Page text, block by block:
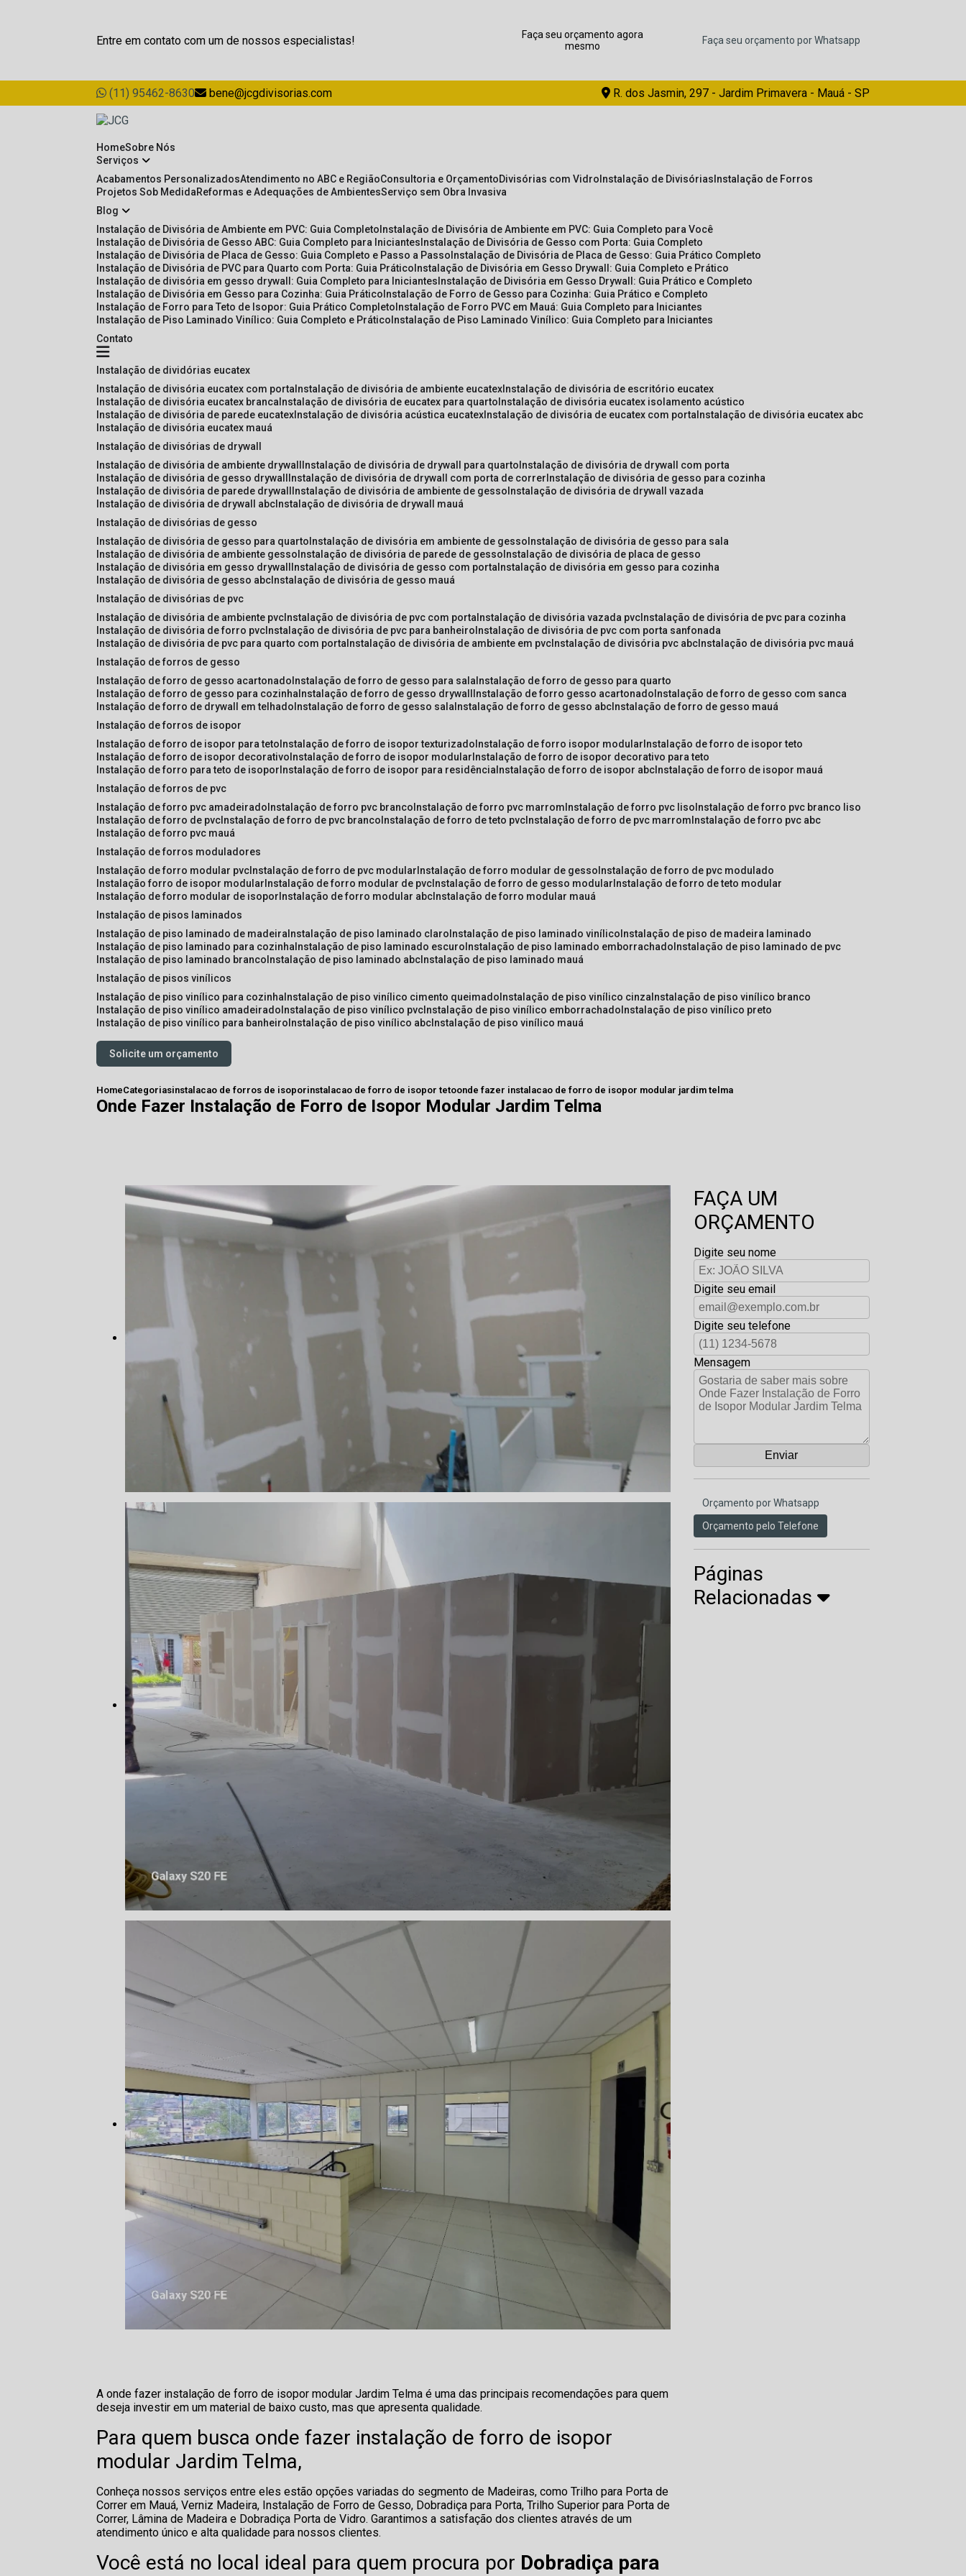
Entre em contato com um de nossos especialistas!
Faça seu orçamento agora
mesmo
Faça seu orçamento por Whatsapp
(11) 95462-8630 bene@jcgdivisorias.com R. dos Jasmin, 297 - Jardim Primavera - Mauá - SP
Home Sobre Nós
Serviços
Acabamentos Personalizados Atendimento no ABC e Região Consultoria e Orçamento Divisórias com Vidro Instalação de Divisórias Instalação de Forros
Projetos Sob Medida
Reformas e Adequações de Ambientes Serviço sem Obra Invasiva
Blog
Instalação de Divisória de Ambiente em PVC: Guia Completo Instalação de Divisória de Ambiente em PVC: Guia Completo para Você
Instalação de Divisória de Gesso ABC: Guia Completo para Iniciantes Instalação de Divisória de Gesso com Porta: Guia Completo
Instalação de Divisória de Placa de Gesso: Guia Completo e Passo a Passo Instalação de Divisória de Placa de Gesso: Guia Prático Completo
Instalação de Divisória de PVC para Quarto com Porta: Guia Prático Instalação de Divisória em Gesso Drywall: Guia Completo e Prático
Instalação de divisória em gesso drywall: Guia Completo para Iniciantes Instalação de Divisória em Gesso Drywall: Guia Prático e Completo
Instalação de Divisória em Gesso para Cozinha: Guia Prático Instalação de Forro de Gesso para Cozinha: Guia Prático e Completo
Instalação de Forro para Teto de Isopor: Guia Prático Completo Instalação de Forro PVC em Mauá: Guia Completo para Iniciantes
Instalação de Piso Laminado Vinílico: Guia Completo e Prático Instalação de Piso Laminado Vinílico: Guia Completo para Iniciantes
Contato
instalação de dividórias eucatex
instalação de divisória eucatex com porta instalação de divisória de ambiente eucatex instalação de divisória de escritório eucatex
instalação de divisória eucatex branca instalação de divisória de eucatex para quarto instalação de divisória eucatex isolamento acústico
instalação de divisória de parede eucatex instalação de divisória acústica eucatex instalação de divisória de eucatex com porta instalação de divisória eucatex abc
instalação de divisória eucatex mauá
instalação de divisórias de drywall
instalação de divisória de ambiente drywall
instalação de divisória de drywall para quarto instalação de divisória de drywall com porta
instalação de divisória de gesso drywall
instalação de divisória de drywall com porta de correr instalação de divisória de gesso para cozinha
instalação de divisória de parede drywall
instalação de divisória de ambiente de gesso instalação de divisória de drywall vazada
instalação de divisória de drywall abc instalação de divisória de drywall mauá
instalação de divisórias de gesso
instalação de divisória de gesso para quarto instalação de divisória em ambiente de gesso instalação de divisória de gesso para sala
instalação de divisória de ambiente gesso instalação de divisória de parede de gesso instalação de divisória de placa de gesso
instalação de divisória em gesso drywall
instalação de divisória de gesso com porta instalação de divisória em gesso para cozinha
instalação de divisória de gesso abc instalação de divisória de gesso mauá
instalação de divisórias de pvc
instalação de divisória de ambiente pvc instalação de divisória de pvc com porta instalação de divisória vazada pvc instalação de divisória de pvc para cozinha
instalação de divisória de forro pvc instalação de divisória de pvc para banheiro instalação de divisória de pvc com porta sanfonada
instalação de divisória de pvc para quarto com porta instalação de divisória de ambiente em pvc instalação de divisória pvc abc instalação de divisória pvc mauá
instalação de forros de gesso
instalação de forro de gesso acartonado instalação de forro de gesso para sala instalação de forro de gesso para quarto
instalação de forro de gesso para cozinha instalação de forro de gesso drywall instalação de forro gesso acartonado instalação de forro de gesso com sanca
instalação de forro de drywall em telhado instalação de forro de gesso sala instalação de forro de gesso abc instalação de forro de gesso mauá
instalação de forros de isopor
instalação de forro de isopor para teto instalação de forro de isopor texturizado instalação de forro isopor modular instalação de forro de isopor teto
instalação de forro de isopor decorativo instalação de forro de isopor modular instalação de forro de isopor decorativo para teto
instalação de forro para teto de isopor instalação de forro de isopor para residência instalação de forro de isopor abc instalação de forro de isopor mauá
instalação de forros de pvc
instalação de forro pvc amadeirado instalação de forro pvc branco instalação de forro pvc marrom instalação de forro pvc liso instalação de forro pvc branco liso
instalação de forro de pvc instalação de forro de pvc branco instalação de forro de teto pvc instalação de forro de pvc marrom instalação de forro pvc abc
instalação de forro pvc mauá
instalação de forros moduladores
instalação de forro modular pvc instalação de forro de pvc modular instalação de forro modular de gesso instalação de forro de pvc modulado
instalação forro de isopor modular instalação de forro modular de pvc instalação de forro de gesso modular instalação de forro de teto modular
instalação de forro modular de isopor instalação de forro modular abc instalação de forro modular mauá
instalação de pisos laminados
instalação de piso laminado de madeira instalação de piso laminado claro instalação de piso laminado vinílico instalação de piso de madeira laminado
instalação de piso laminado para cozinha instalação de piso laminado escuro instalação de piso laminado emborrachado instalação de piso laminado de pvc
instalação de piso laminado branco instalação de piso laminado abc instalação de piso laminado mauá
instalação de pisos vinílicos
instalação de piso vinílico para cozinha instalação de piso vinílico cimento queimado instalação de piso vinílico cinza instalação de piso vinílico branco
instalação de piso vinílico amadeirado instalação de piso vinílico pvc instalação de piso vinílico emborrachado instalação de piso vinílico preto
instalação de piso vinílico para banheiro instalação de piso vinílico abc instalação de piso vinílico mauá
Solicite um orçamento
HomeCategoriasinstalacao de forros de isoporinstalacao de forro de isopor tetoonde fazer instalacao de forro de isopor modular jardim telma
Onde Fazer Instalação de Forro de Isopor Modular Jardim Telma
A onde fazer instalação de forro de isopor modular Jardim Telma é uma das principais recomendações para quem
deseja investir em um material de baixo custo, mas que apresenta qualidade.
Para quem busca onde fazer instalação de forro de isopor
modular Jardim Telma,
Conheça nossos serviços entre eles estão opções variadas do segmento de Madeiras, como Trilho para Porta de
Correr em Mauá, Verniz Madeira, Instalação de Forro de Gesso, Dobradiça para Porta, Trilho Superior para Porta de
Correr, Lâmina de Madeira e Dobradiça Porta de Vidro. Garantimos a satisfação dos clientes através de um
atendimento único e alta qualidade para nossos clientes.
Você está no local ideal para quem procura por Dobradiça para
FAÇA UM
ORÇAMENTO
Digite seu nome
Digite seu email
Digite seu telefone
Mensagem
Orçamento por Whatsapp
Orçamento pelo Telefone
Páginas
Relacionadas